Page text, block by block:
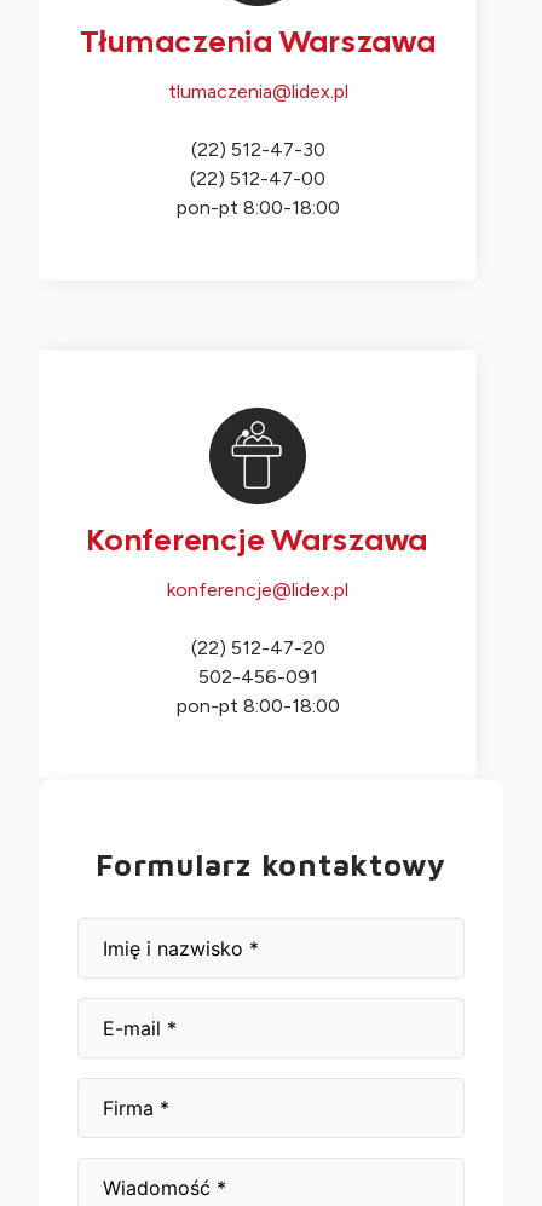
Tłumaczenia Warszawa
tlumaczenia@lidex.pl
(22) 512-47-30
(22) 512-47-00
pon-pt 8:00-18:00
Konferencje Warszawa
konferencje@lidex.pl
(22) 512-47-20
502-456-091
pon-pt 8:00-18:00
Formularz kontaktowy